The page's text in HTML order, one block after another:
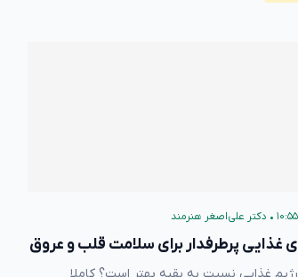
• دکتر علی‌اصغر هنرمند
غذایی پرطرفدار برای سلامت قلب و عروق